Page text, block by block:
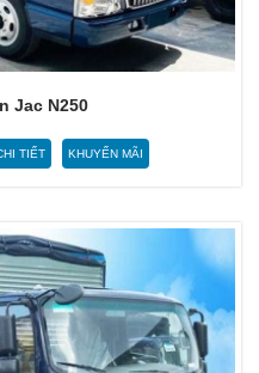
Jac N250
TIẾT KHUYẾN MÃI